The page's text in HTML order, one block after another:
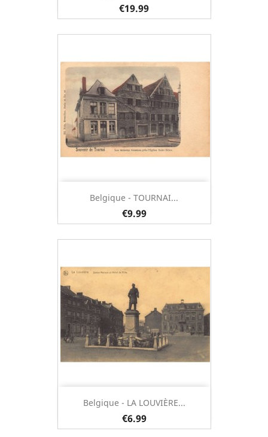
€19.99
Belgique - TOURNAI...
€9.99
Belgique - LA LOUVIÈRE...
€6.99